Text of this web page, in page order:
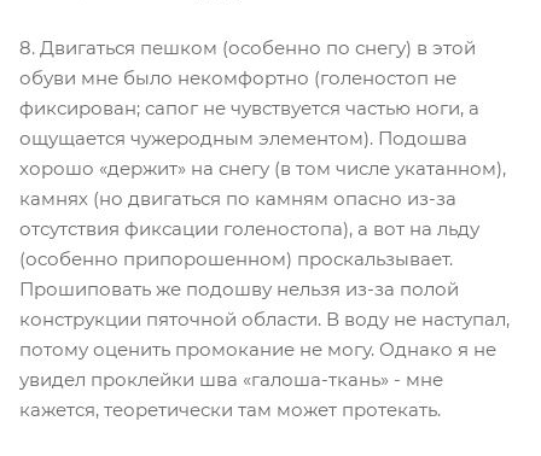
8. Двигаться пешком (особенно по снегу) в этой
обуви мне было некомфортно (голеностоп не
фиксирован; сапог не чувствуется частью ноги, а
ощущается чужеродным элементом). Подошва
хорошо «держит» на снегу (в том числе укатанном),
камнях (но двигаться по камням опасно из-за
отсутствия фиксации голеностопа), а вот на льду
(особенно припорошенном) проскальзывает.
Прошиповать же подошву нельзя из-за полой
конструкции пяточной области. В воду не наступал,
потому оценить промокание не могу. Однако я не
увидел проклейки шва «галоша-ткань» - мне
кажется, теоретически там может протекать.